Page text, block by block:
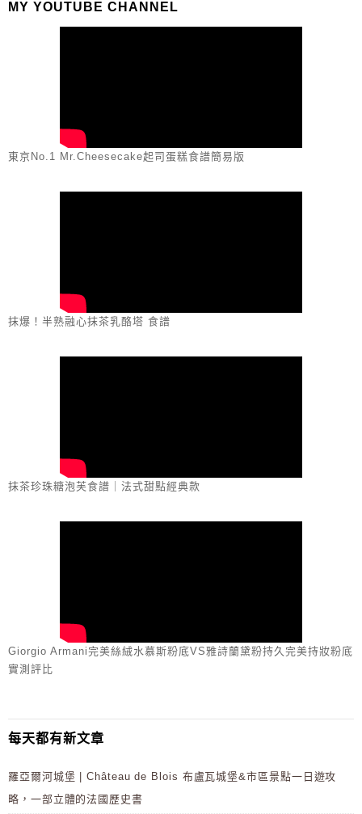
MY YOUTUBE CHANNEL
東京No.1 Mr.Cheesecake起司蛋糕食譜簡易版
抹爆！半熟融心抹茶乳酪塔 食譜
抹茶珍珠糖泡芙食譜｜法式甜點經典款
Giorgio Armani完美絲絨水慕斯粉底VS雅詩蘭黛粉持久完美持妝粉底
實測評比
每天都有新文章
羅亞爾河城堡 | Château de Blois 布盧瓦城堡&市區景點一日遊攻
略，一部立體的法國歷史書